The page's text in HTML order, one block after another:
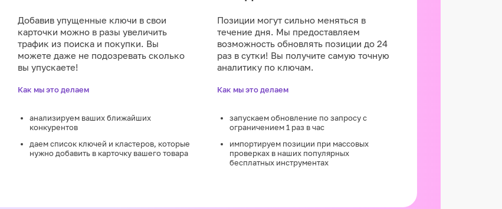
Добавив упущенные ключи в свои
карточки можно в разы увеличить
трафик из поиска и покупки. Вы
можете даже не подозревать сколько
вы упускаете!
Как мы это делаем
анализируем ваших ближайших
конкурентов
даем список ключей и кластеров, которые
нужно добавить в карточку вашего товара
Позиции могут сильно меняться в
течение дня. Мы предоставляем
возможность обновлять позиции до 24
раз в сутки! Вы получите самую точную
аналитику по ключам.
Как мы это делаем
запускаем обновление по запросу с
ограничением 1 раз в час
импортируем позиции при массовых
проверках в наших популярных
бесплатных инструментах